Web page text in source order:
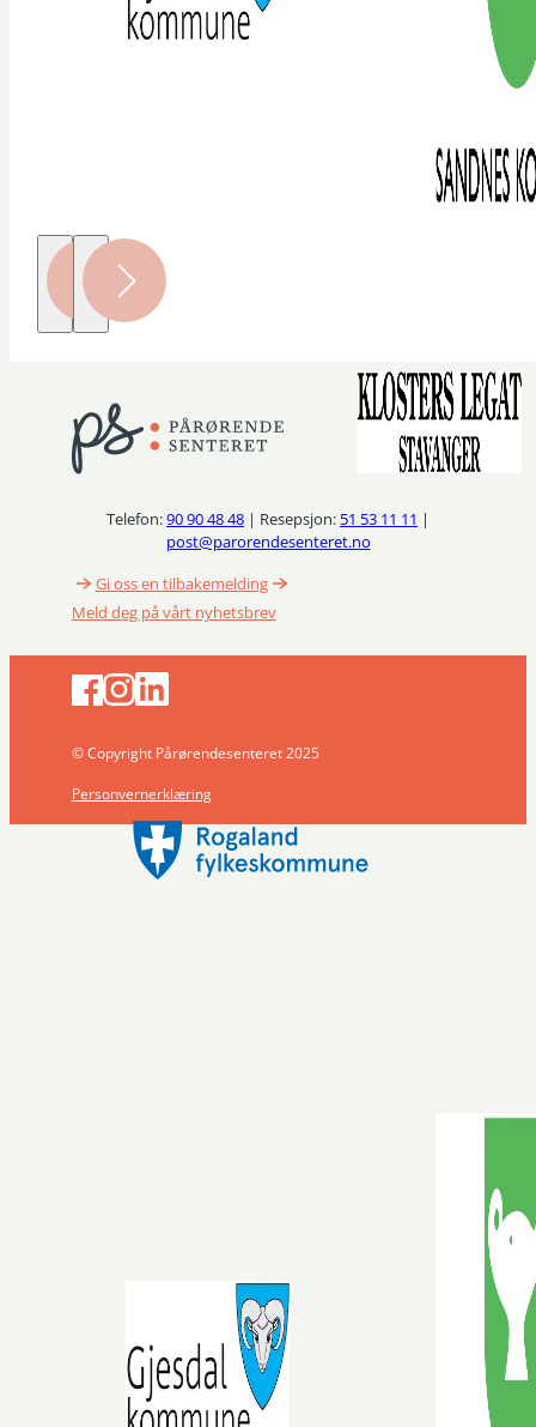
Telefon:90 90 48 48 | Resepsjon: 51 53 11 11 |
post@parorendesenteret.no
Gi oss en tilbakemelding
Meld deg på vårt nyhetsbrev
© Copyright Pårørendesenteret 2025
Personvernerklæring